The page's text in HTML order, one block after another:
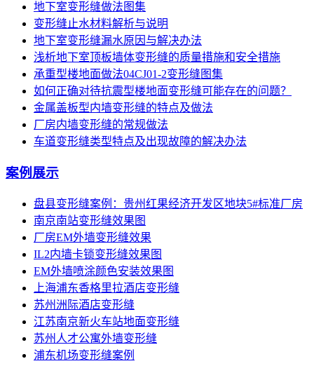
地下室变形缝做法图集
变形缝止水材料解析与说明
地下室变形缝漏水原因与解决办法
浅析地下室顶板墙体变形缝的质量措施和安全措施
承重型楼地面做法04CJ01-2变形缝图集
如何正确对待抗震型楼地面变形缝可能存在的问题？
金属盖板型内墙变形缝的特点及做法
厂房内墙变形缝的常规做法
车道变形缝类型特点及出现故障的解决办法
案例展示
盘县变形缝案例：贵州红果经济开发区地块5#标准厂房
南京南站变形缝效果图
厂房EM外墙变形缝效果
IL2内墙卡锁变形缝效果图
EM外墙喷涂颜色安装效果图
上海浦东香格里拉酒店变形缝
苏州洲际酒店变形缝
江苏南京新火车站地面变形缝
苏州人才公寓外墙变形缝
浦东机场变形缝案例